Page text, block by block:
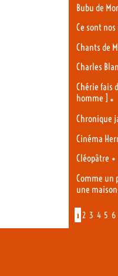
Bubu de
Ce sont
Chants de
Charles
Chérie fais
homme ] •
Chronique
Cinéma
Cléopâtre •
Comme un
une
1 2 3 4 5 6